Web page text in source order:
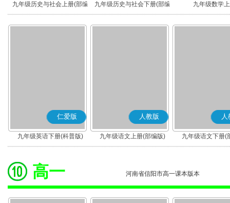
九年级历史与社会上册(部编
版)
九年级历史与社会下册(部编
版)
九年级数学
仁爱版
九年级英语下册(科普版)
人教版
九年级语文上册(部编版)
人
九年级语文下册(
高一 河南省信阳市高一课本版本